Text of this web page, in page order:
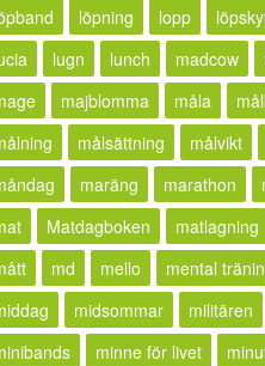
löpning lopp
lugn lunch madcow
majblomma måla
målsättning målvikt
maräng marathon
Matdagboken matlagning
md mello mental
midsommar militären
minne för livet